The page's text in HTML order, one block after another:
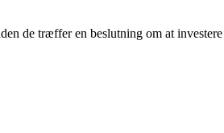
de træffer en beslutning om at